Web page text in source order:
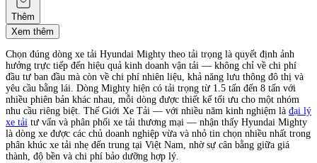
Thêm
Xem thêm
Chọn đúng dòng xe tải Hyundai Mighty theo tải trọng là quyết định ảnh
hưởng trực tiếp đến hiệu quả kinh doanh vận tải — không chỉ về chi phí
đầu tư ban đầu mà còn về chi phí nhiên liệu, khả năng lưu thông đô thị và
yêu cầu bằng lái. Dòng Mighty hiện có tải trọng từ 1.5 tấn đến 8 tấn với
nhiều phiên bản khác nhau, mỗi dòng được thiết kế tối ưu cho một nhóm
nhu cầu riêng biệt. Thế Giới Xe Tải — với nhiều năm kinh nghiệm là đại lý
xe tải tư vấn và phân phối xe tải thương mại — nhận thấy Hyundai Mighty
là dòng xe được các chủ doanh nghiệp vừa và nhỏ tin chọn nhiều nhất trong
phân khúc xe tải nhẹ đến trung tại Việt Nam, nhờ sự cân bằng giữa giá
thành, độ bền và chi phí bảo dưỡng hợp lý.